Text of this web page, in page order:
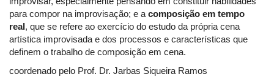
para compor na improvisação; e a composição em tempo
real, que se refere ao exercício do estudo da própria cena
artística improvisada e dos processos e características que
definem o trabalho de composição em cena.
coordenado pelo Prof. Dr. Jarbas Siqueira Ramos